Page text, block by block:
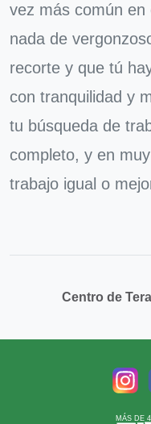
vez más común
nada de
recorte y que tú
con tranquilidad y
tu búsqueda de
completo, y en
trabajo igual o
Centro de
MÁS DE